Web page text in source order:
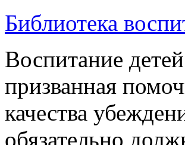
Библиотека
Воспитание
призванная
качества
обязательно